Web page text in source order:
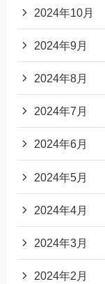
2024年10月
2024年9月
2024年8月
2024年7月
2024年6月
2024年5月
2024年4月
2024年3月
2024年2月